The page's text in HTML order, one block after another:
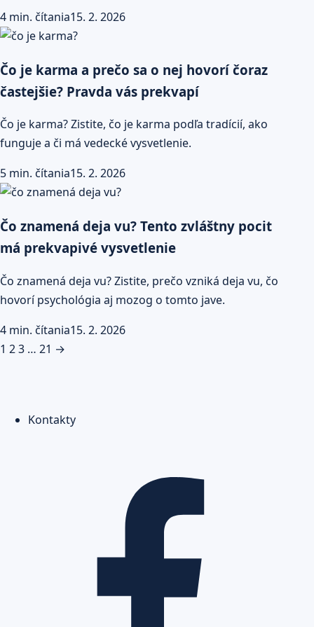
4 min. čítania15. 2. 2026
Čo je karma a prečo sa o nej hovorí čoraz
častejšie? Pravda vás prekvapí
Čo je karma? Zistite, čo je karma podľa tradícií, ako
funguje a či má vedecké vysvetlenie.
5 min. čítania15. 2. 2026
Čo znamená deja vu? Tento zvláštny pocit
má prekvapivé vysvetlenie
Čo znamená deja vu? Zistite, prečo vzniká deja vu, čo
hovorí psychológia aj mozog o tomto jave.
4 min. čítania15. 2. 2026
Stránkovanie
1 23 … 21 →
Kontakty